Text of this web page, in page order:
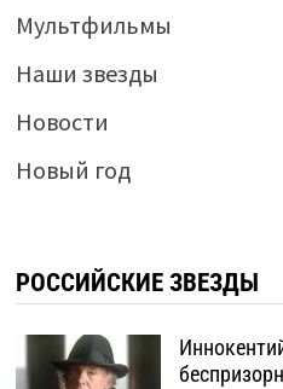
Мультфильмы
Наши звезды
Новости
Новый год
РОССИЙСКИЕ ЗВЕЗДЫ